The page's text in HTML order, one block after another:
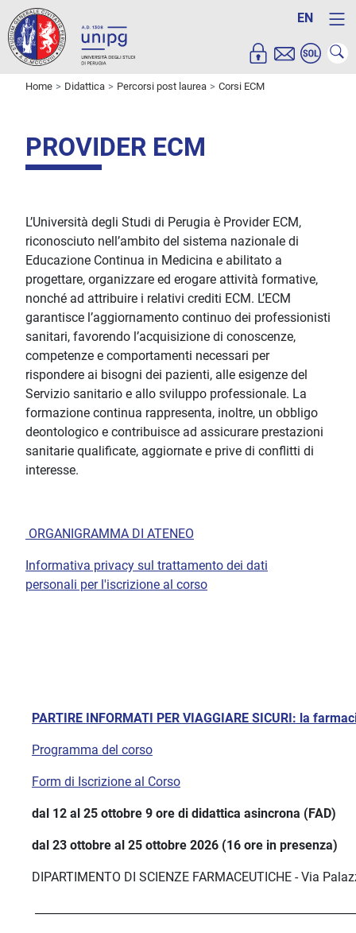
EN
Home Didattica Percorsi post laurea Corsi ECM
PROVIDER ECM
L’Università degli Studi di Perugia è Provider ECM,
riconosciuto nell’ambito del sistema nazionale di
Educazione Continua in Medicina e abilitato a
progettare, organizzare ed erogare attività formative,
nonché ad attribuire i relativi crediti ECM. L’ECM
garantisce l’aggiornamento continuo dei professionisti
sanitari, favorendo l’acquisizione di conoscenze,
competenze e comportamenti necessari per
rispondere ai bisogni dei pazienti, alle esigenze del
Servizio sanitario e allo sviluppo professionale. La
formazione continua rappresenta, inoltre, un obbligo
deontologico e contribuisce ad assicurare prestazioni
sanitarie qualificate, aggiornate e prive di conflitti di
interesse.
ORGANIGRAMMA DI ATENEO
Informativa privacy sul trattamento dei dati
personali per l'iscrizione al corso
PARTIRE INFORMATI PER VIAGGIARE SICURI: la
Programma del corso
Form di Iscrizione al Corso
dal 12 al 25 ottobre 9 ore di didattica asincrona (FAD)
dal 23 ottobre al 25 ottobre 2026 (16 ore in presenza)
DIPARTIMENTO DI SCIENZE FARMACEUTICHE - Via